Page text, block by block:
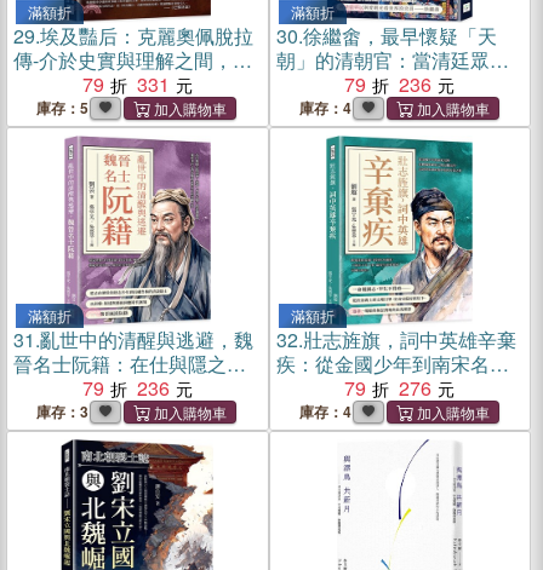
滿額折
29.埃及豔后：克麗奧佩脫拉
傳-介於史實與理解之間，一
位在時代壓力下做出理性判
斷的統治者
79 331
庫存：5
滿額折
30.徐繼畬，最早懷疑「天
朝」的清朝官：當清廷眾人
關門自守，他以《瀛環志
略》看世界
79 236
庫存：4
滿額折
31.亂世中的清醒與逃避，魏
晉名士阮籍：在仕與隱之間
徘徊，超越「竹林七賢」的
浪漫想像，還原其內心掙扎
與政治壓力下的真實人生
79 236
庫存：3
滿額折
32.壯志旌旗，詞中英雄辛棄
疾：從金國少年到南宋名
將，在戰場與朝堂之間反覆
沉浮，以詞章寫盡收復中原
的未竟之夢
79 276
庫存：4